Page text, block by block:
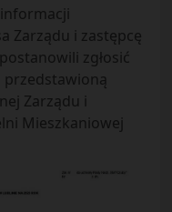
Zarządu i zastępcę
zgłosić
przedstawioną
Zarządu i
Mieszkaniowej